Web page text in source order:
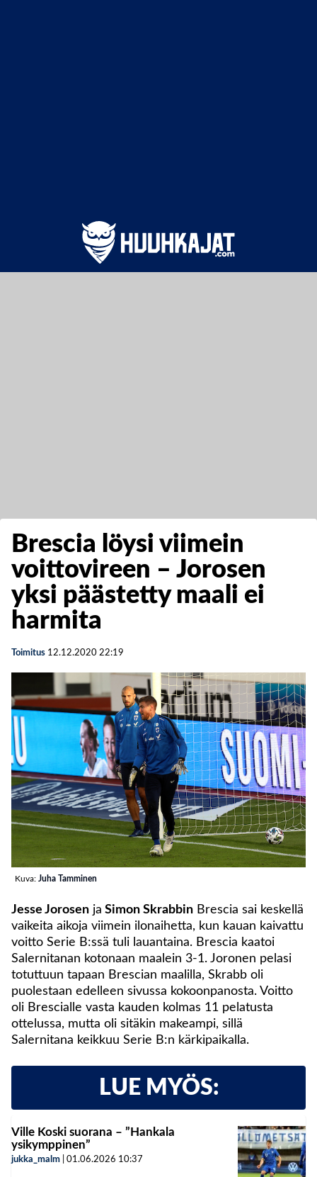
Brescia löysi viimein
voittovireen – Jorosen
yksi päästetty maali ei
harmita
Toimitus 12.12.2020 22:19
Kuva: Juha Tamminen
Jesse Jorosen ja Simon Skrabbin Brescia sai keskellä
vaikeita aikoja viimein ilonaihetta, kun kauan kaivattu
voitto Serie B:ssä tuli lauantaina. Brescia kaatoi
Salernitanan kotonaan maalein 3-1. Joronen pelasi
totuttuun tapaan Brescian maalilla, Skrabb oli
puolestaan edelleen sivussa kokoonpanosta. Voitto
oli Brescialle vasta kauden kolmas 11 pelatusta
ottelussa, mutta oli sitäkin makeampi, sillä
Salernitana keikkuu Serie B:n kärkipaikalla.
LUE MYÖS:
Ville Koski suorana – ”Hankala
ysikymppinen”
jukka_malm 01.06.2026 10:37